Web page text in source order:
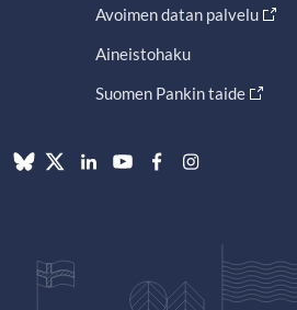
Avoimen datan palvelu
Aineistohaku
Suomen Pankin taide